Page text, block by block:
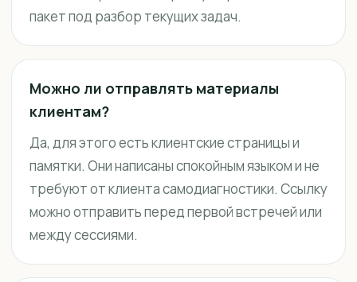
пакет под разбор текущих задач.
Можно ли отправлять материалы
клиентам?
Да, для этого есть клиентские страницы и
памятки. Они написаны спокойным языком и не
требуют от клиента самодиагностики. Ссылку
можно отправить перед первой встречей или
между сессиями.